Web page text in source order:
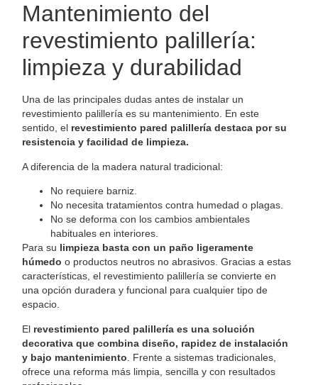
Mantenimiento del
revestimiento palillería:
limpieza y durabilidad
Una de las principales dudas antes de instalar un
revestimiento palillería es su mantenimiento. En este
sentido, el revestimiento pared palillería destaca por su
resistencia y facilidad de limpieza.
A diferencia de la madera natural tradicional:
No requiere barniz.
No necesita tratamientos contra humedad o plagas.
No se deforma con los cambios ambientales
habituales en interiores.
Para su limpieza basta con un paño ligeramente
húmedo o productos neutros no abrasivos. Gracias a estas
características, el revestimiento palillería se convierte en
una opción duradera y funcional para cualquier tipo de
espacio.
El revestimiento pared palillería es una solución
decorativa que combina diseño, rapidez de instalación
y bajo mantenimiento . Frente a sistemas tradicionales,
ofrece una reforma más limpia, sencilla y con resultados